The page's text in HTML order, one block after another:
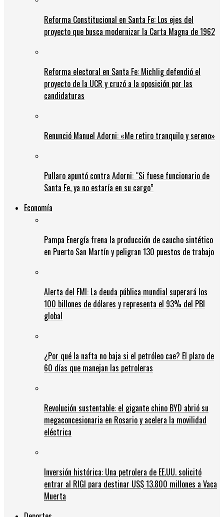
Reforma Constitucional en Santa Fe: Los ejes del
proyecto que busca modernizar la Carta Magna de 1962
Reforma electoral en Santa Fe: Michlig defendió el
proyecto de la UCR y cruzó a la oposición por las
candidaturas
Renunció Manuel Adorni: «Me retiro tranquilo y sereno»
Pullaro apuntó contra Adorni: “Si fuese funcionario de
Santa Fe, ya no estaría en su cargo”
Economía
Pampa Energía frena la producción de caucho sintético
en Puerto San Martín y peligran 130 puestos de trabajo
Alerta del FMI: La deuda pública mundial superará los
100 billones de dólares y representa el 93% del PBI
global
¿Por qué la nafta no baja si el petróleo cae? El plazo de
60 días que manejan las petroleras
Revolución sustentable: el gigante chino BYD abrió su
megaconcesionaria en Rosario y acelera la movilidad
eléctrica
Inversión histórica: Una petrolera de EE.UU. solicitó
entrar al RIGI para destinar US$ 13.800 millones a Vaca
Muerta